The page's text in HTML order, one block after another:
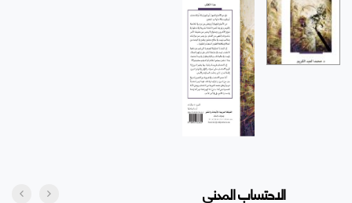
الاحتساب المدني